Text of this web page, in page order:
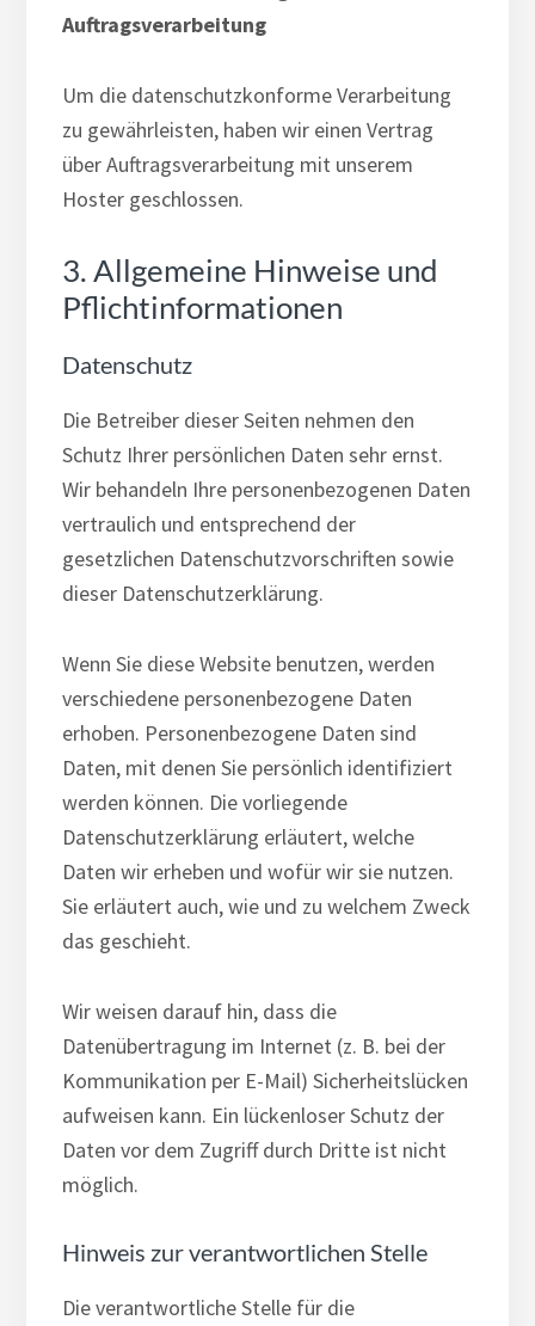
Auftragsverarbeitung
Um die datenschutzkonforme Verarbeitung
zu gewährleisten, haben wir einen Vertrag
über Auftragsverarbeitung mit unserem
Hoster geschlossen.
3. Allgemeine Hinweise und
Pflicht­informationen
Datenschutz
Die Betreiber dieser Seiten nehmen den
Schutz Ihrer persönlichen Daten sehr ernst.
Wir behandeln Ihre personenbezogenen Daten
vertraulich und entsprechend der
gesetzlichen Datenschutzvorschriften sowie
dieser Datenschutzerklärung.
Wenn Sie diese Website benutzen, werden
verschiedene personenbezogene Daten
erhoben. Personenbezogene Daten sind
Daten, mit denen Sie persönlich identifiziert
werden können. Die vorliegende
Datenschutzerklärung erläutert, welche
Daten wir erheben und wofür wir sie nutzen.
Sie erläutert auch, wie und zu welchem Zweck
das geschieht.
Wir weisen darauf hin, dass die
Datenübertragung im Internet (z. B. bei der
Kommunikation per E-Mail) Sicherheitslücken
aufweisen kann. Ein lückenloser Schutz der
Daten vor dem Zugriff durch Dritte ist nicht
möglich.
Hinweis zur verantwortlichen Stelle
Die verantwortliche Stelle für die